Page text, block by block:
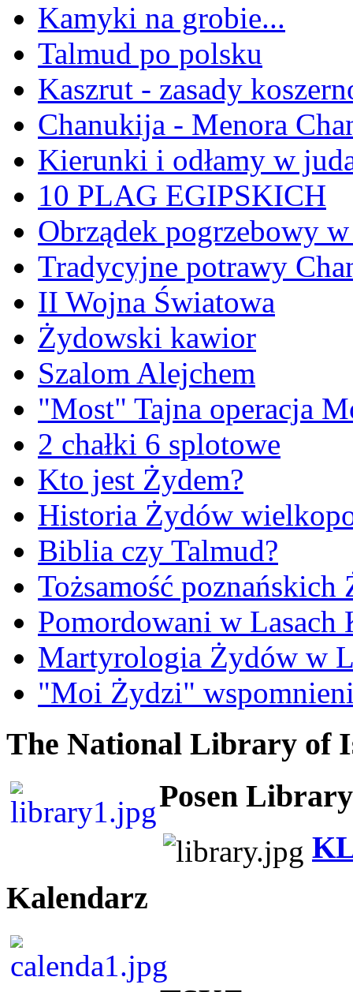
Kamyki na grobie...
Talmud po polsku
Kaszrut - zasady
Chanukija - Menora
Kierunki i odłamy w
10 PLAG EGIPSKICH
Obrządek pogrzebowy
Tradycyjne potrawy
II Wojna Światowa
Żydowski kawior
Szalom Alejchem
"Most" Tajna operacja
2 chałki 6 splotowe
Kto jest Żydem?
Historia Żydów
Biblia czy Talmud?
Tożsamość poznańskich
Pomordowani w Lasach
Martyrologia Żydów w
"Moi Żydzi"
The National Library of
Posen Library
Kalendarz